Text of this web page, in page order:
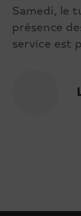
Samedi, le
présence
service est